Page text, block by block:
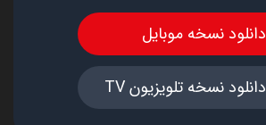
دانلود نسخه موبایل
دانلود نسخه تلویزیون TV